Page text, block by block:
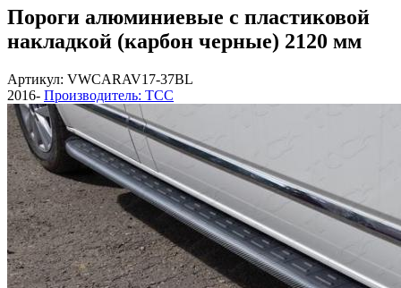
Пороги алюминиевые с пластиковой
накладкой (карбон черные) 2120 мм
Артикул: VWCARAV17-37BL
2016- Производитель: ТСС